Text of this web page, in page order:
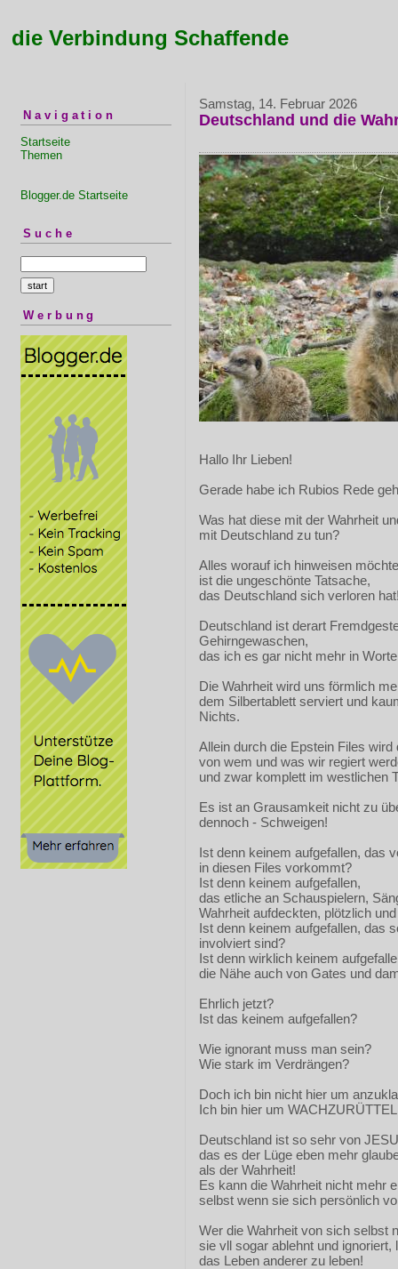
die Verbindung Schaffende
Navigation
Startseite
Themen
Blogger.de Startseite
Suche
Werbung
Samstag, 14. Februar 2026
Deutschland und die
Hallo Ihr Lieben!
Gerade habe ich Rubios Rede
Was hat diese mit der Wahrheit
mit Deutschland zu tun?
Alles worauf ich hinweisen
ist die ungeschönte Tatsache,
das Deutschland sich verloren
Deutschland ist derart
Gehirngewaschen,
das ich es gar nicht mehr in
Die Wahrheit wird uns förmlich
dem Silbertablett serviert und
Nichts.
Allein durch die Epstein Files
von wem und was wir regiert
und zwar komplett im westlichen
Es ist an Grausamkeit nicht zu
dennoch - Schweigen!
Ist denn keinem aufgefallen, das
in diesen Files vorkommt?
Ist denn keinem aufgefallen,
das etliche an Schauspielern,
Wahrheit aufdeckten, plötzlich
Ist denn keinem aufgefallen, das
involviert sind?
Ist denn wirklich keinem
die Nähe auch von Gates und
Ehrlich jetzt?
Ist das keinem aufgefallen?
Wie ignorant muss man sein?
Wie stark im Verdrängen?
Doch ich bin nicht hier um
Ich bin hier um
Deutschland ist so sehr von
das es der Lüge eben mehr
als der Wahrheit!
Es kann die Wahrheit nicht mehr
selbst wenn sie sich persönlich
Wer die Wahrheit von sich selbst
sie vll sogar ablehnt und ignoriert,
das Leben anderer zu leben!